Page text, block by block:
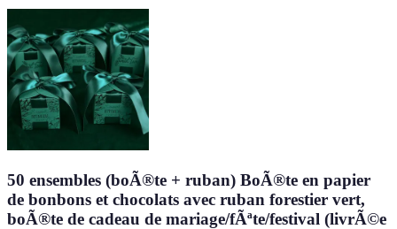
50 ensembles (boÃ®te + ruban) BoÃ®te en papier
de bonbons et chocolats avec ruban forestier vert,
boÃ®te de cadeau de mariage/fÃªte/festival (livrÃ©e